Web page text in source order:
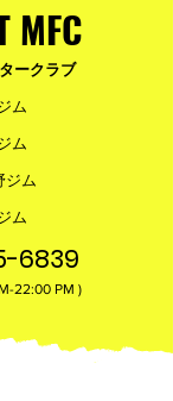
MFC
ークラブ
ム
ム
ジム
ム
6839
22:00​ PM )